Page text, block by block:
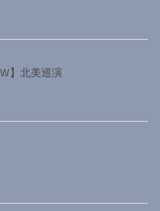
】北美巡演